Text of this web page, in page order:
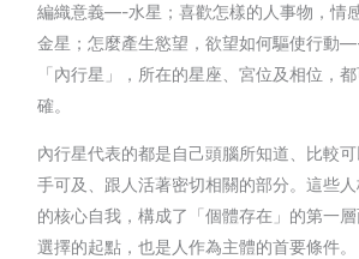
編織意義—-水星；喜歡怎樣的人事物，情
金星；怎麼產生慾望，欲望如何驅使行動
「內行星」，所在的星座、宮位及相位，
確。
內行星代表的都是自己頭腦所知道、比較
手可及、跟人活著密切相關的部分。這些
的核心自我，構成了「個體存在」的第一
選擇的起點，也是人作為主體的首要條件。